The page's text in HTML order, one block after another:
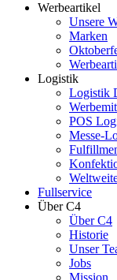
Werbeartikel
Unsere
Marken
Logistik
Logistik
POS
Messe-
Fullservice
Über C4
Über C4
Historie
Unser
Jobs
Mission